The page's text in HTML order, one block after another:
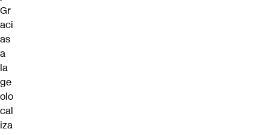
Gr
aci
as
a
la
ge
olo
cal
iza